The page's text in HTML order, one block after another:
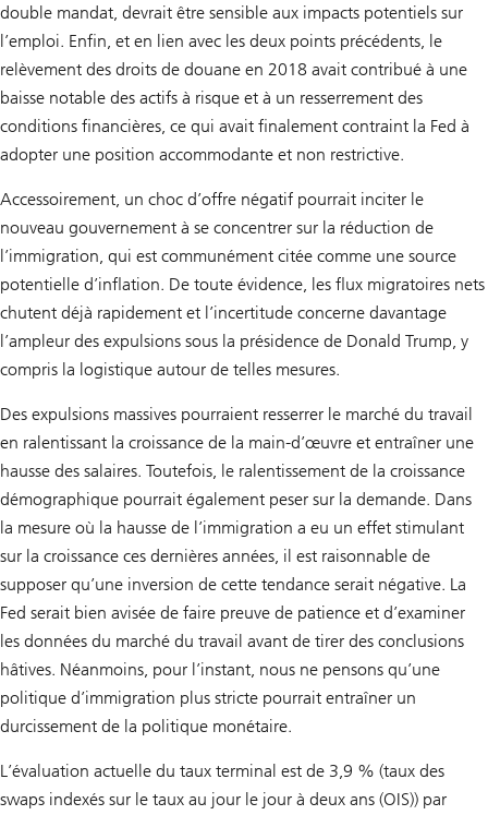
double mandat, devrait être sensible aux impacts potentiels sur
l’emploi. Enfin, et en lien avec les deux points précédents, le
relèvement des droits de douane en 2018 avait contribué à une
baisse notable des actifs à risque et à un resserrement des
conditions financières, ce qui avait finalement contraint la Fed à
adopter une position accommodante et non restrictive.
Accessoirement, un choc d’offre négatif pourrait inciter le
nouveau gouvernement à se concentrer sur la réduction de
l’immigration, qui est communément citée comme une source
potentielle d’inflation. De toute évidence, les flux migratoires nets
chutent déjà rapidement et l’incertitude concerne davantage
l’ampleur des expulsions sous la présidence de Donald Trump, y
compris la logistique autour de telles mesures.
Des expulsions massives pourraient resserrer le marché du travail
en ralentissant la croissance de la main-d’œuvre et entraîner une
hausse des salaires. Toutefois, le ralentissement de la croissance
démographique pourrait également peser sur la demande. Dans
la mesure où la hausse de l’immigration a eu un effet stimulant
sur la croissance ces dernières années, il est raisonnable de
supposer qu’une inversion de cette tendance serait négative. La
Fed serait bien avisée de faire preuve de patience et d’examiner
les données du marché du travail avant de tirer des conclusions
hâtives. Néanmoins, pour l’instant, nous ne pensons qu’une
politique d’immigration plus stricte pourrait entraîner un
durcissement de la politique monétaire.
L’évaluation actuelle du taux terminal est de 3,9 % (taux des
swaps indexés sur le taux au jour le jour à deux ans (OIS)) par